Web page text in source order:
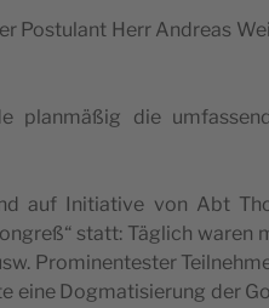
Pos­tu­lant Herr Andre­as
plan­mä­ßig die
auf Initia­ti­ve von Abt
statt: Täg­lich
Pro­mi­nen­tes­ter
eine Dog­ma­ti­sie­rung der